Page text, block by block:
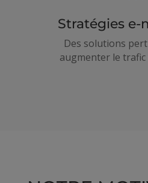
Stratégies
Des solutions
augmenter le trafic